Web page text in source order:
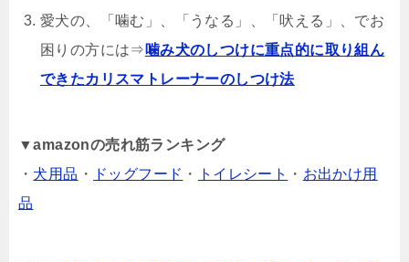
愛犬の、「噛む」、「うなる」、「吠える」、でお
困りの方には⇒ 噛み犬のしつけに重点的に取り組ん
できたカリスマトレーナーのしつけ法
▼amazonの売れ筋ランキング
・ 犬用品 ・ ドッグフード ・ トイレシート ・ お出かけ用
品